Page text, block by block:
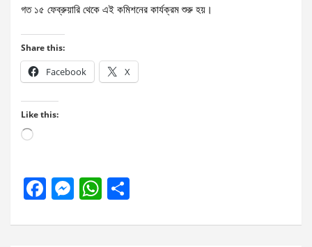
গত ১৫ ফেব্রুয়ারি থেকে এই কমিশনের কার্যক্রম শুরু হয়।
Share this:
Facebook X
Like this:
Loading…
F
ce
M
se
W
at ar